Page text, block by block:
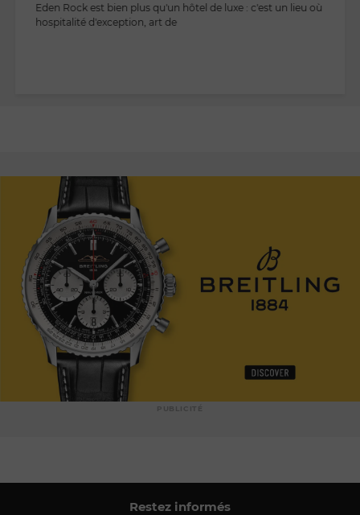
Eden Rock est bien plus qu'un hôtel de luxe : c'est un lieu où
hospitalité d'exception, art de
Restez informés